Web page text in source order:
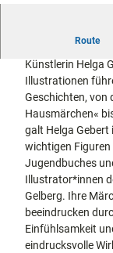
5
7
3
2
4
3
3
0
.
p
n
g
Route
Die neue
Künstlerin Helga
Illustrationen
Geschichten, von
Hausmärchen«
galt Helga Gebert
wichtigen Figuren
Jugendbuches
Illustrator*innen
Gelberg. Ihre
beeindrucken
Einfühlsamkeit
eindrucksvolle